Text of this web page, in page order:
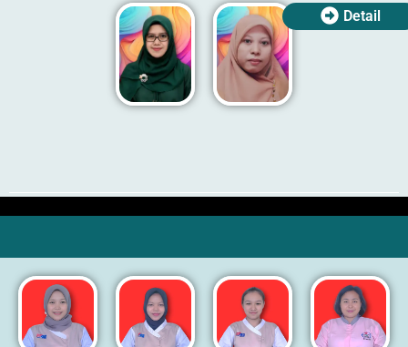
Detail